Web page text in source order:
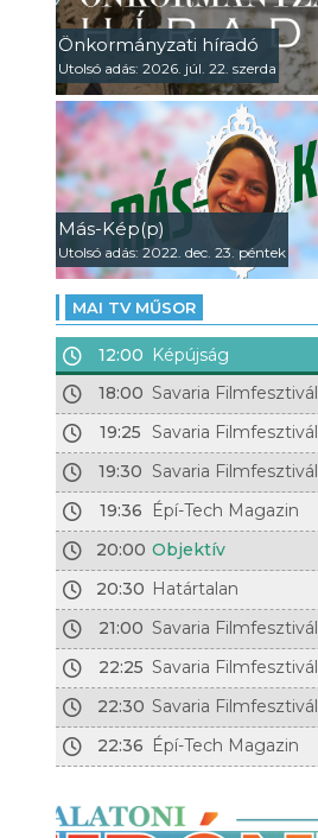
Önkormányzati híradó
Utolsó adás: 2026. júl. 22. szerda
Más-Kép(p)
Utolsó adás: 2022. dec. 23. péntek
MAI TV MŰSOR
12:00 Képújság
18:00 Savaria Filmfesztivál
19:25 Savaria Filmfesztivál
19:30 Savaria Filmfesztivál
19:36
Épí-Tech Magazin
20:00 Objektív
20:30 Határtalan
21:00 Savaria Filmfesztivál
22:25 Savaria Filmfesztivál
22:30 Savaria Filmfesztivál
22:36 Épí-Tech Magazin